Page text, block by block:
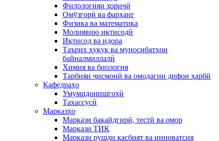
Филологияи хориҷӣ
Омӯзгорӣ ва фарҳанг
Физика ва математика
Молиявию иқтисодӣ
Иқтисод ва идора
Таърих ҳуқуқ ва муносибатҳои
байналмиллалӣ
Химия ва биология
Тарбияи ҷисмонӣ ва омодагии дифои ҳарбӣ
Кафедраҳо
Умумидонишгоҳӣ
Тахассусӣ
Марказҳо
Маркази бақайдгирӣ, тестӣ ва омор
Маркази ТИК
Маркази рушди касбият ва инноватсия